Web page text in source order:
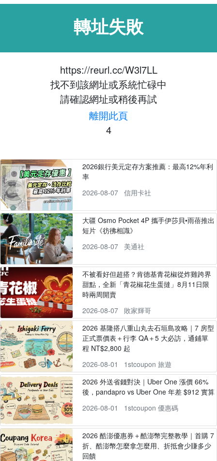
轉址失敗
https://reurl.cc/W3l7LL
找不到該網址或系統忙碌中
請確認網址或稍後再試
離開此頁
4
2026銀行美元定存方案推薦：最高12%年利
率
2026-08-07
信用卡社
大疆 Osmo Pocket 4P 攜手伊莎貝•雨蓓推出
短片《彷彿相識》
2026-08-07
美通社
不被看好但超搭？肯德基青花椒從炸雞跨界
甜點，全新「青花椒花生蛋撻」8月11日限
時兩周開賣
2026-08-07
敗家輝哥
2026 基隆搭八重山丸去石垣島攻略｜7 房型
正式票價表＋行李 QA＋5 大必訪，通鋪單
程 NT$2,800 起
2026-08-01
1stcoupon 旅遊
2026 外送省錢對決｜Uber One 漲價 66%
後，pandapro vs Uber One 年差 $912 實算
2026-08-01
1stcoupon 優惠碼
2026 酷澎優惠券＋酷澎幣完整教學｜首購 7
折、酷澎幣怎麼拿怎麼用、折抵會少賺多少
回饋